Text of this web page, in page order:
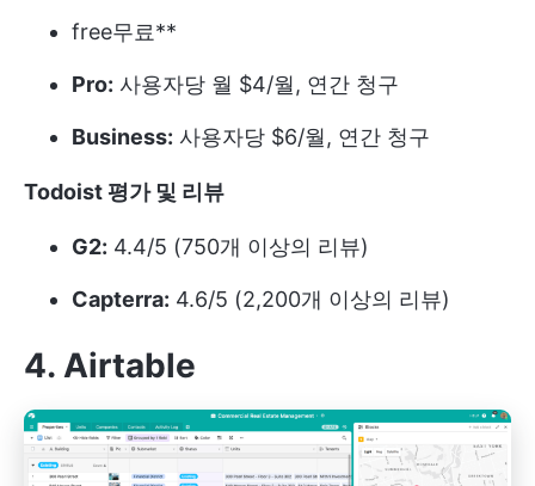
free무료**
Pro: 사용자당 월 $4/월, 연간 청구
Business: 사용자당 $6/월, 연간 청구
Todoist 평가 및 리뷰
G2: 4.4/5 (750개 이상의 리뷰)
Capterra: 4.6/5 (2,200개 이상의 리뷰)
4. Airtable